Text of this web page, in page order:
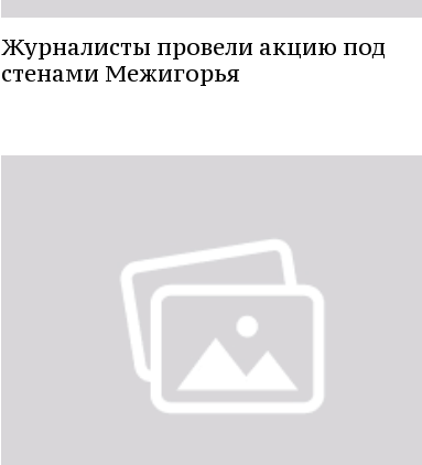
Журналисты провели акцию под
стенами Межигорья